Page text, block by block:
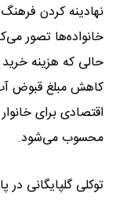
نهادینه کردن
خانواده‌ها تصور
حالی که هزینه
کاهش مبلغ قبوض
اقتصادی برای
محسوب می‌شود.
توکلی گلپایگانی